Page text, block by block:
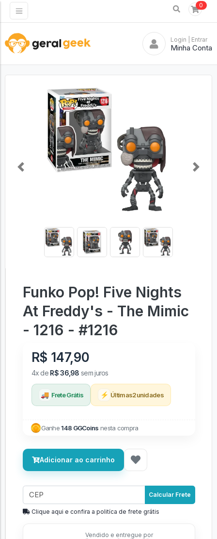
0
Login | Entrar
Minha Conta
Previous Next
Funko Pop! Five Nights
At Freddy's - The Mimic
- 1216 - #1216
R$ 147,90
4x de R$ 36,98 sem juros
🚚 Frete Grátis ⚡ Últimas2unidades
Ganhe148 GGCoins nesta compra
Adicionar ao carrinho
Calcular Frete
Clique aqui e confira a politíca de frete grátis
Vendido e entregue por